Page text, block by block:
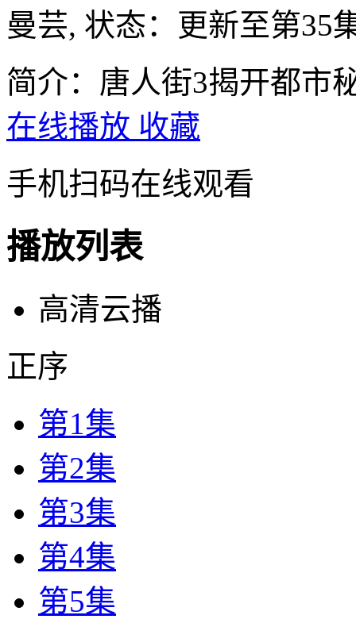
曼芸, 状态：更新至第35
简介：唐人街3揭开都市
在线播放 收藏
手机扫码在线观看
播放列表
高清云播
正序
第1集
第2集
第3集
第4集
第5集